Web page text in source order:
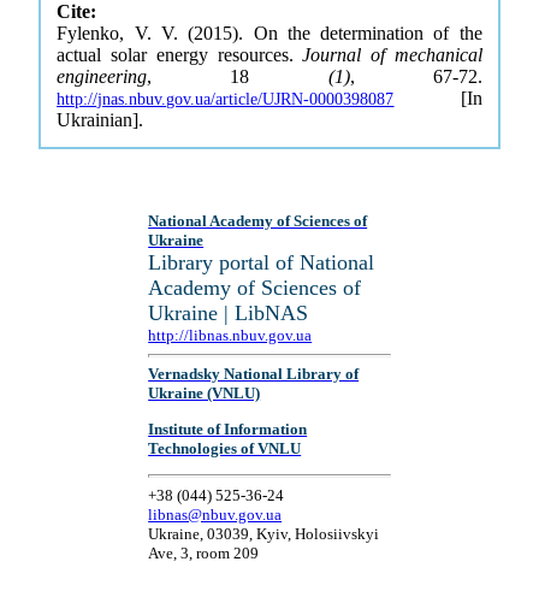
Cite:
Fylenko, V. V. (2015). On the determination of the
actual solar energy resources.Journal of mechanical
engineering, 18 (1), 67-72.
http://jnas.nbuv.gov.ua/article/UJRN-0000398087 [In
Ukrainian].
National Academy of Sciences of
Ukraine
Library portal of National
Academy of Sciences of
Ukraine | LibNAS
http://libnas.nbuv.gov.ua
Vernadsky National Library of
Ukraine (VNLU)
Institute of Information
Technologies of VNLU
+38 (044) 525-36-24
libnas@nbuv.gov.ua
Ukraine, 03039, Kyiv, Holosiivskyi
Ave, 3, room 209